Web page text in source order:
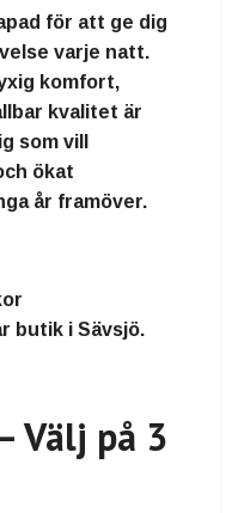
för att ge dig
varje natt.
komfort,
kvalitet är
som vill
ökat
år framöver.
butik i Sävsjö.
Välj på 3